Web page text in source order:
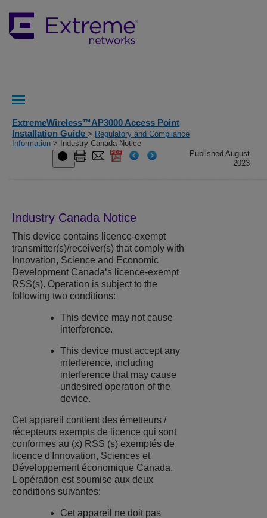
ExtremeWireless™AP3000 Access Point
Installation Guide > Regulatory and Compliance
Information > Industry Canada Notice
Published August
2023
Industry Canada Notice
This device contains licence-exempt
transmitter(s)/receiver(s) that comply with
Innovation, Science and Economic
Development Canada‘s licence-exempt
RSS(s). Operation is subject to the
following two conditions:
This device may not cause
interference.
This device must accept any
interference, including
interference that may cause
undesired operation of the
device.
Cet appareil contient des émetteurs /
récepteurs exempts de licence qui sont
conformes au (x) RSS (s) exemptés de
licence d'Innovation, Sciences et
Développement économique Canada.
L'opération est soumise aux deux
conditions suivantes:
Cet appareil ne doit pas